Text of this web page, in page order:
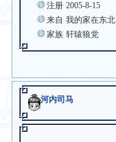
注册 2005-8-15
来自 我的家在东北
家族 轩辕狼党
河内司马